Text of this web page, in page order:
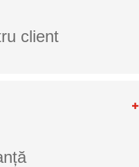
client